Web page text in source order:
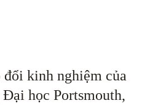
kinh nghiệm của
học Portsmouth,